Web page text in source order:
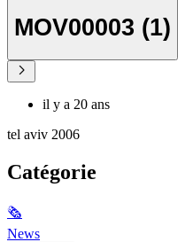
MOV00003 (1)
il y a 20 ans
tel aviv 2006
Catégorie
🗞
News